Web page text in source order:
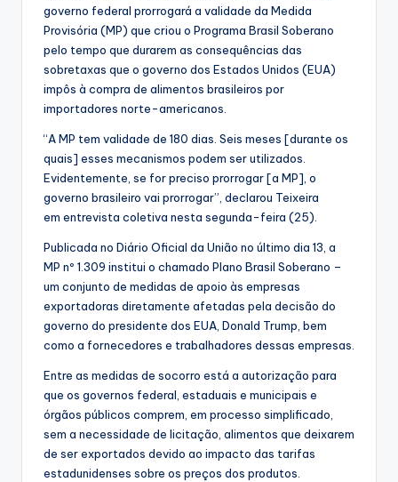
governo federal prorrogará a validade da Medida
Provisória (MP) que criou o Programa Brasil Soberano
pelo tempo que durarem as consequências das
sobretaxas que o governo dos Estados Unidos (EUA)
impôs à compra de alimentos brasileiros por
importadores norte-americanos.
“A MP tem validade de 180 dias. Seis meses [durante os
quais] esses mecanismos podem ser utilizados.
Evidentemente, se for preciso prorrogar [a MP], o
governo brasileiro vai prorrogar”, declarou Teixeira
em entrevista coletiva nesta segunda-feira (25).
Publicada no Diário Oficial da União no último dia 13, a
MP nº 1.309 institui o chamado Plano Brasil Soberano –
um conjunto de medidas de apoio às empresas
exportadoras diretamente afetadas pela decisão do
governo do presidente dos EUA, Donald Trump, bem
como a fornecedores e trabalhadores dessas empresas.
Entre as medidas de socorro está a autorização para
que os governos federal, estaduais e municipais e
órgãos públicos comprem, em processo simplificado,
sem a necessidade de licitação, alimentos que deixarem
de ser exportados devido ao impacto das tarifas
estadunidenses sobre os preços dos produtos.